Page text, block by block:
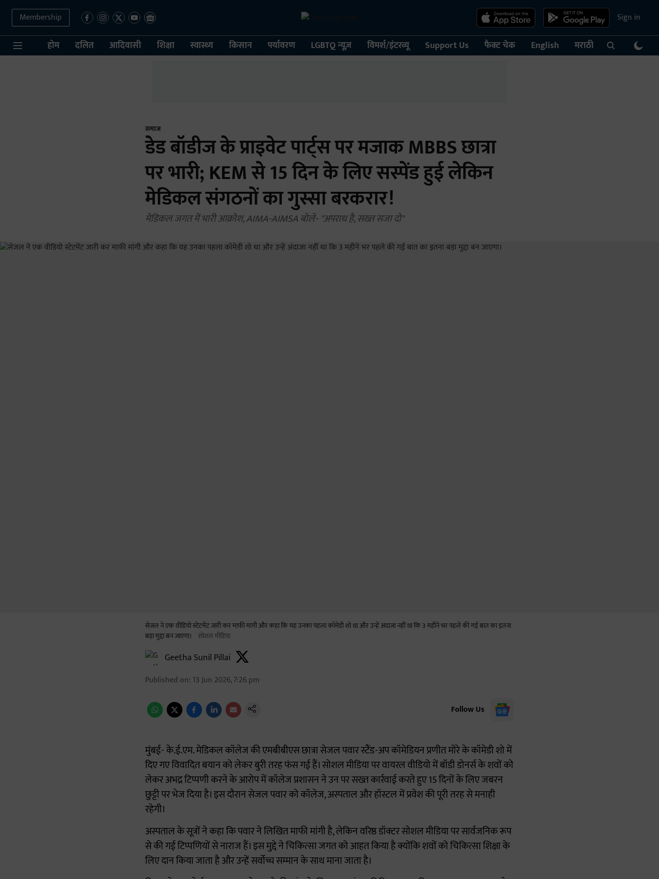
Membership Sign in
होम दलित आदिवासी शिक्षा स्वास्थ्य किसान पर्यावरण LGBTQ न्यूज़ विमर्श/इंटरव्यू Support Us फैक्ट चेक English मराठी
समाज
डेड बॉडीज के प्राइवेट पार्ट्स पर मजाक MBBS छात्रा
पर भारी; KEM से 15 दिन के लिए सस्पेंड हुई लेकिन
मेडिकल संगठनों का गुस्सा बरकरार!
मेडिकल जगत में भारी आक्रोश, AIMA-AIMSA बोले- "अपराध है, सख्त सजा दो"
सेजल ने एक वीडियो स्टेटमेंट जारी कर माफ़ी मांगी और कहा कि यह उनका पहला कॉमेडी शो था और उन्हें अंदाजा नहीं था कि 3 महीने भर पहले की गई बात का इतना
बड़ा मुद्दा बन जाएगा।
सोशल मीडिया
Geetha Sunil Pillai
Published on: 13 Jun 2026, 7:26 pm
Follow Us
मुंबई- के.ई.एम. मेडिकल कॉलेज की एमबीबीएस छात्रा सेजल पवार स्टैंड-अप कॉमेडियन प्रणीत मोरे के कॉमेडी शो में
दिए गए विवादित बयान को लेकर बुरी तरह फंस गई हैं। सोशल मीडिया पर वायरल वीडियो में बॉडी डोनर्स के शवों को
लेकर अभद्र टिप्पणी करने के आरोप में कॉलेज प्रशासन ने उन पर सख्त कार्रवाई करते हुए 15 दिनों के लिए जबरन
छुट्टी पर भेज दिया है। इस दौरान सेजल पवार को कॉलेज, अस्पताल और हॉस्टल में प्रवेश की पूरी तरह से मनाही
रहेगी।
अस्पताल के सूत्रों ने कहा कि पवार ने लिखित माफी मांगी है, लेकिन वरिष्ठ डॉक्टर सोशल मीडिया पर सार्वजनिक रूप
से की गई टिप्पणियों से नाराज हैं। इस मुद्दे ने चिकित्सा जगत को आहत किया है क्योंकि शवों को चिकित्सा शिक्षा के
लिए दान किया जाता है और उन्हें सर्वोच्च सम्मान के साथ माना जाता है।